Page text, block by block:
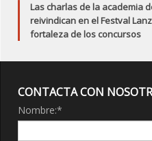
Las charlas de la academia
reivindican en el Festval
fortaleza de los concursos
CONTACTA CON
Nombre:*